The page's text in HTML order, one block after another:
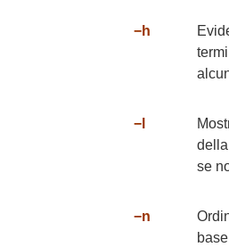
−h
−l
se
−n